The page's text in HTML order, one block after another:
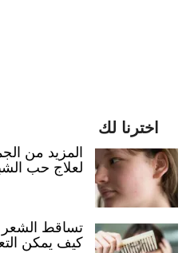
اخترنا لك
المزيد من
لعلاج حب
تساقط
كيف يمكن